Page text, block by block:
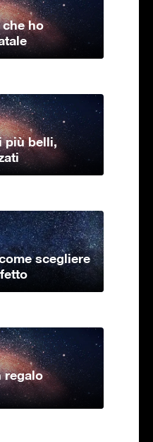
ho
più belli,
scegliere
regalo